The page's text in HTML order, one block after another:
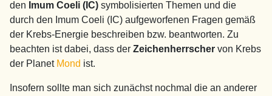
den Imum Coeli (IC) symbolisierten Themen und die
durch den Imum Coeli (IC) aufgeworfenen Fragen gemäß
der Krebs-Energie beschreiben bzw. beantworten. Zu
beachten ist dabei, dass der Zeichenherrscher von Krebs
der Planet Mond ist.
Insofern sollte man sich zunächst nochmal die an anderer